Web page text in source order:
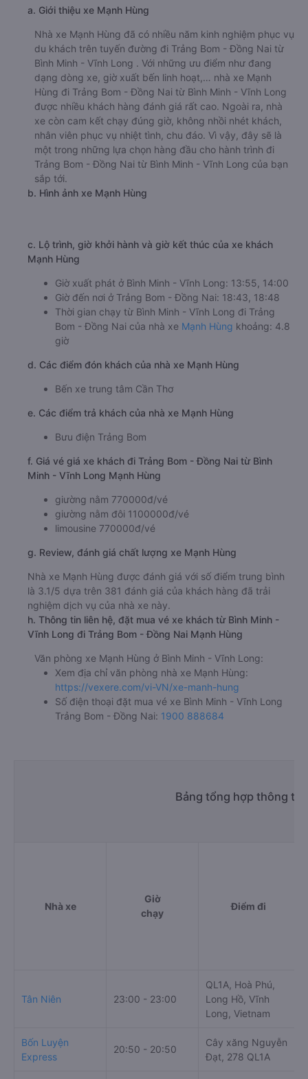
a. Giới thiệu xe Mạnh Hùng
Nhà xe Mạnh Hùng đã có nhiều năm kinh nghiệm phục vụ
du khách trên tuyến đường đi Trảng Bom - Đồng Nai từ
Bình Minh - Vĩnh Long . Với những ưu điểm như đang
dạng dòng xe, giờ xuất bến linh hoạt,… nhà xe Mạnh
Hùng đi Trảng Bom - Đồng Nai từ Bình Minh - Vĩnh Long
được nhiều khách hàng đánh giá rất cao. Ngoài ra, nhà
xe còn cam kết chạy đúng giờ, không nhồi nhét khách,
nhân viên phục vụ nhiệt tình, chu đáo. Vì vậy, đây sẽ là
một trong những lựa chọn hàng đầu cho hành trình đi
Trảng Bom - Đồng Nai từ Bình Minh - Vĩnh Long của bạn
sắp tới.
b. Hình ảnh xe Mạnh Hùng
c. Lộ trình, giờ khởi hành và giờ kết thúc của xe khách
Mạnh Hùng
Giờ xuất phát ở Bình Minh - Vĩnh Long: 13:55, 14:00
Giờ đến nơi ở Trảng Bom - Đồng Nai: 18:43, 18:48
Thời gian chạy từ Bình Minh - Vĩnh Long đi Trảng
Bom - Đồng Nai của nhà xe Mạnh Hùng khoảng: 4.8
giờ
d. Các điểm đón khách của nhà xe Mạnh Hùng
Bến xe trung tâm Cần Thơ
e. Các điểm trả khách của nhà xe Mạnh Hùng
Bưu điện Trảng Bom
f. Giá vé giá xe khách đi Trảng Bom - Đồng Nai từ Bình
Minh - Vĩnh Long Mạnh Hùng
giường nằm 770000đ/vé
giường nằm đôi 1100000đ/vé
limousine 770000đ/vé
g. Review, đánh giá chất lượng xe Mạnh Hùng
Nhà xe Mạnh Hùng được đánh giá với số điểm trung bình
là 3.1/5 dựa trên 381 đánh giá của khách hàng đã trải
nghiệm dịch vụ của nhà xe này.
h. Thông tin liên hệ, đặt mua vé xe khách từ Bình Minh -
Vĩnh Long đi Trảng Bom - Đồng Nai Mạnh Hùng
Văn phòng xe Mạnh Hùng ở Bình Minh - Vĩnh Long:
Xem địa chỉ văn phòng nhà xe Mạnh Hùng:
https://vexere.com/vi-VN/xe-manh-hung
Số điện thoại đặt mua vé xe Bình Minh - Vĩnh Long
Trảng Bom - Đồng Nai: 1900 888684
Bảng tổng hợp thông
Nhà xe
Giờ
chạy
Điểm đi
Tân Niên 23:00 - 23:00
QL1A, Hoà Phú,
Long Hồ, Vĩnh
Long, Vietnam
Bốn Luyện
Express
20:50 - 20:50
Cây xăng Nguyễn
Đạt, 278 QL1A